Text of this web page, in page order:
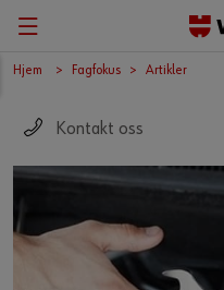
Hjem Fagfokus Artikler
Kontakt oss